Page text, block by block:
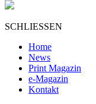
SCHLIESSEN
Home
News
Print Magazin
e-Magazin
Kontakt